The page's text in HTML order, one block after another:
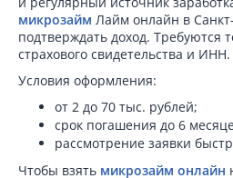
микрозайм Лайм онлайн в
подтверждать доход. Требуются
страхового свидетельства и ИНН.
Условия оформления:
от 2 до 70 тыс. рублей;
срок погашения до 6
рассмотрение заявки
Чтобы взять микрозайм онлайн